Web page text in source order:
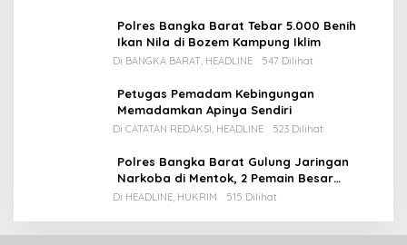
Polres Bangka Barat Tebar 5.000 Benih
Ikan Nila di Bozem Kampung Iklim
Di BANGKA BARAT, HEADLINE 547 Dilihat
Petugas Pemadam Kebingungan
Memadamkan Apinya Sendiri
Di CATATAN REDAKSI, HEADLINE 523 Dilihat
Polres Bangka Barat Gulung Jaringan
Narkoba di Mentok, 2 Pemain Besar
Diamankan, 1 Bandar Masih Buron
Di HEADLINE, HUKRIM 515 Dilihat